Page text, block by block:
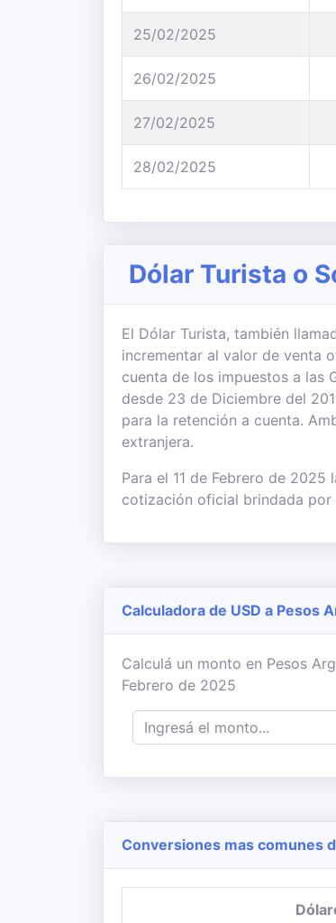
25/02/2025
26/02/2025
27/02/2025
28/02/2025
Dólar Turista o
El Dólar Turista, también
incrementar al valor de venta
cuenta de los impuestos a las
desde 23 de Diciembre del
para la retención a cuenta.
extranjera.
Para el 11 de Febrero de
cotización oficial brindada
Calculadora de USD a Pesos
Calculá un monto en Pesos
Febrero de 2025
Conversiones mas comunes